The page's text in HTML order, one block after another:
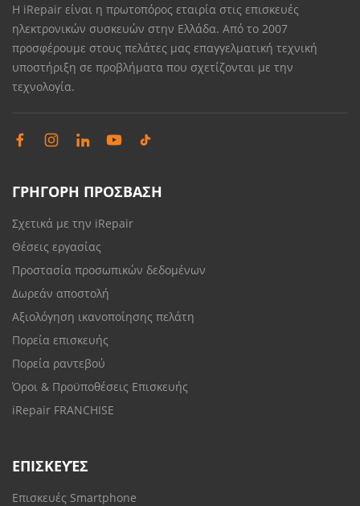
Η iRepair είναι η πρωτοπόρος εταιρία στις επισκευές
ηλεκτρονικών συσκευών στην Ελλάδα. Από το 2007
προσφέρουμε στους πελάτες μας επαγγελματική τεχνική
υποστήριξη σε προβλήματα που σχετίζονται με την
τεχνολογία.
ΓΡΗΓΟΡΗ ΠΡΟΣΒΑΣΗ
Σχετικά με την iRepair
Θέσεις εργασίας
Προστασία προσωπικών δεδομένων
Δωρεάν αποστολή
Αξιολόγηση ικανοποίησης πελάτη
Πορεία επισκευής
Πορεία ραντεβού
Όροι & Προϋποθέσεις Επισκευής
iRepair FRANCHISE
ΕΠΙΣΚΕΥΈΣ
Επισκευές Smartphone